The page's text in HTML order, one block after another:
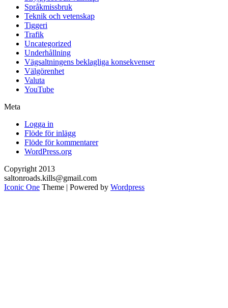
Språkmissbruk
Teknik och vetenskap
Tiggeri
Trafik
Uncategorized
Underhållning
Vägsaltningens beklagliga konsekvenser
Välgörenhet
Valuta
YouTube
Meta
Logga in
Flöde för inlägg
Flöde för kommentarer
WordPress.org
Copyright 2013
saltonroads.kills@gmail.com
Iconic One Theme | Powered by Wordpress